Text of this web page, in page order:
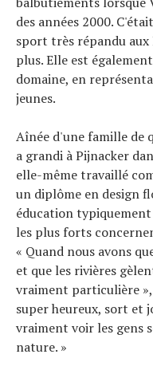
des années 2000.
sport très répandu aux
plus. Elle est
domaine, en
jeunes.
Aînée d'une famille de
a grandi à Pijnacker
elle-même travaillé
un diplôme en design
éducation typiquement
les plus forts
« Quand nous avons
et que les rivières
vraiment particulière
super heureux, sort et
vraiment voir les gens
nature. »